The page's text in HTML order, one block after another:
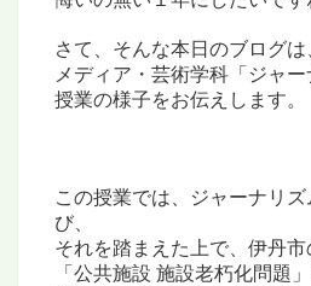
さて、そんな本日のブログは
メディア・芸術学科「ジャ
授業の様子をお伝えします。
この授業では、ジャーナリ
び、
それを踏まえた上で、伊丹市
「公共施設 施設老朽化問題